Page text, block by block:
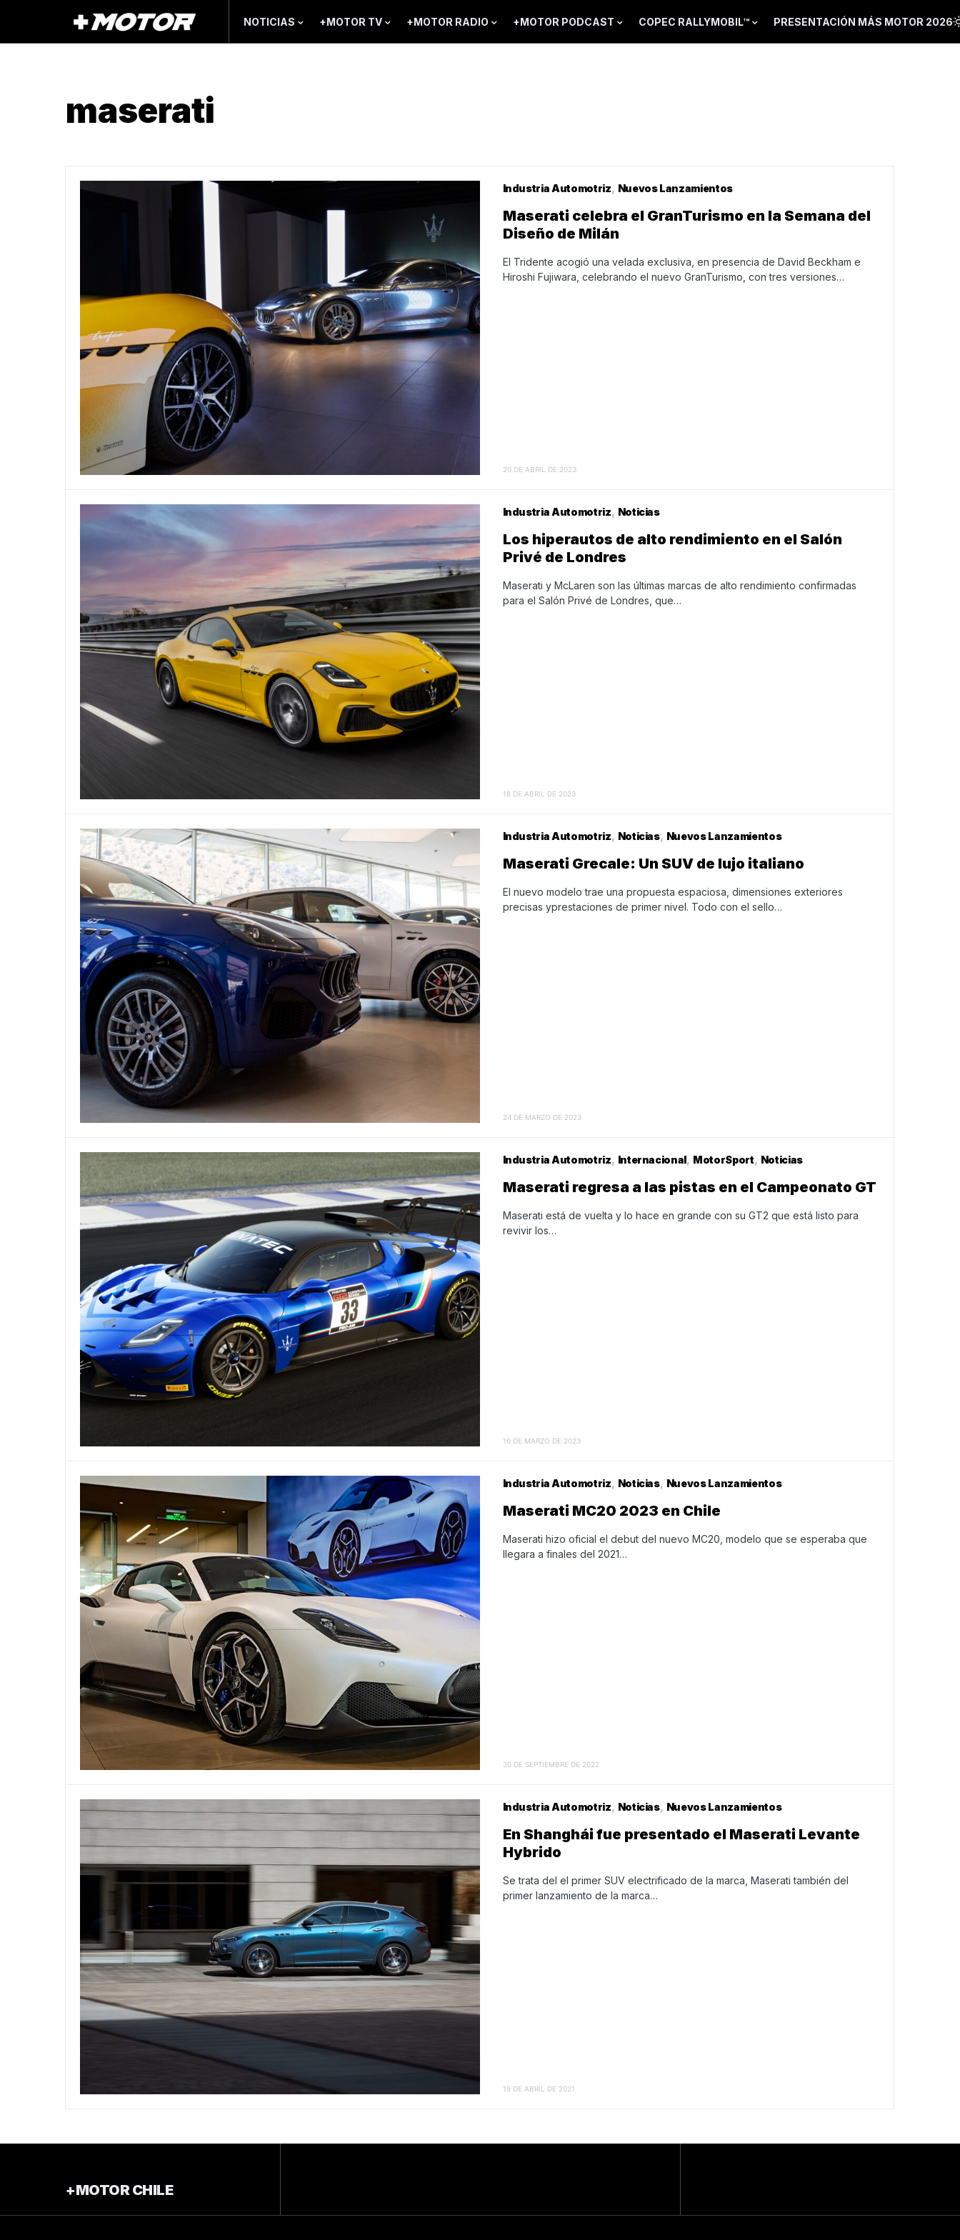
NOTICIAS +MOTOR TV +MOTOR RADIO +MOTOR PODCAST COPEC RALLYMOBIL™ PRESENTACIÓN MÁS MOTOR 2026
maserati
Industria Automotriz Nuevos Lanzamientos
Maserati celebra el GranTurismo en la Semana del
Diseño de Milán
El Tridente acogió una velada exclusiva, en presencia de David Beckham e
Hiroshi Fujiwara, celebrando el nuevo GranTurismo, con tres versiones…
20 DE ABRIL DE 2023
Industria Automotriz Noticias
Los hiperautos de alto rendimiento en el Salón
Privé de Londres
Maserati y McLaren son las últimas marcas de alto rendimiento confirmadas
para el Salón Privé de Londres, que…
18 DE ABRIL DE 2023
Industria Automotriz Noticias Nuevos Lanzamientos
Maserati Grecale: Un SUV de lujo italiano
El nuevo modelo trae una propuesta espaciosa, dimensiones exteriores
precisas yprestaciones de primer nivel. Todo con el sello…
24 DE MARZO DE 2023
Industria Automotriz Internacional MotorSport Noticias
Maserati regresa a las pistas en el Campeonato GT
Maserati está de vuelta y lo hace en grande con su GT2 que está listo para
revivir los…
10 DE MARZO DE 2023
Industria Automotriz Noticias Nuevos Lanzamientos
Maserati MC20 2023 en Chile
Maserati hizo oficial el debut del nuevo MC20, modelo que se esperaba que
llegara a finales del 2021…
30 DE SEPTIEMBRE DE 2022
Industria Automotriz Noticias Nuevos Lanzamientos
En Shanghái fue presentado el Maserati Levante
Hybrido
Se trata del el primer SUV electrificado de la marca, Maserati también del
primer lanzamiento de la marca…
19 DE ABRIL DE 2021
+MOTOR CHILE